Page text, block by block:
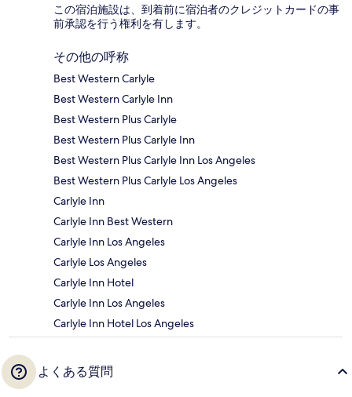
この宿泊施設は、到着前に宿泊者のクレジットカードの事
前承認を行う権利を有します。
その他の呼称
Best Western Carlyle
Best Western Carlyle Inn
Best Western Plus Carlyle
Best Western Plus Carlyle Inn
Best Western Plus Carlyle Inn Los Angeles
Best Western Plus Carlyle Los Angeles
Carlyle Inn
Carlyle Inn Best Western
Carlyle Inn Los Angeles
Carlyle Los Angeles
Carlyle Inn Hotel
Carlyle Inn Los Angeles
Carlyle Inn Hotel Los Angeles
よくある質問